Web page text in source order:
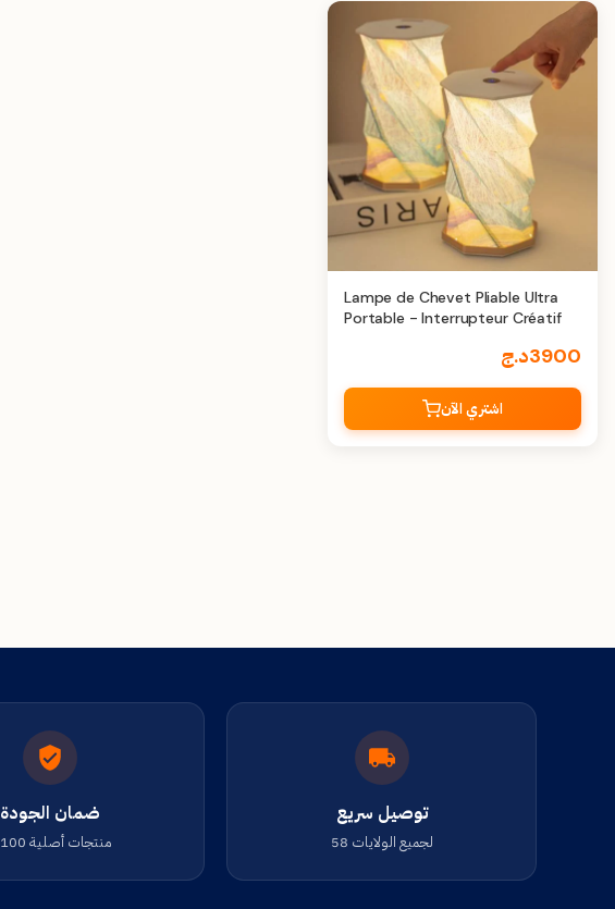
Lampe de Chevet Pliable Ultra
Portable - Interrupteur Créatif
3900د.ج
اشتري الآن
توصيل سريع
لجميع الولايات 58
ضمان الجودة
منتجات أصلية 100%